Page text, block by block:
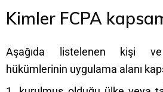
Kimler FCPA
Aşağıda listelenen kişi
hükümlerinin uygulama alanı